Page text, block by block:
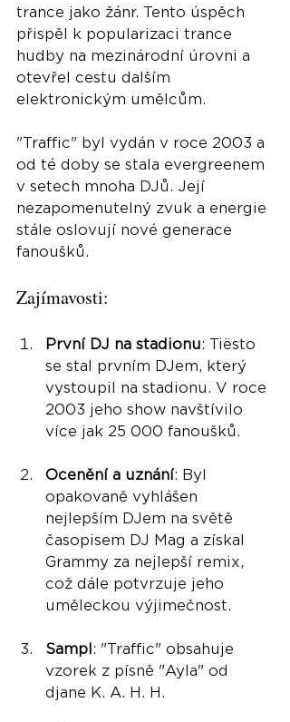
trance jako žánr. Tento úspěch
přispěl k popularizaci trance
hudby na mezinárodní úrovni a
otevřel cestu dalším
elektronickým umělcům.
"Traffic" byl vydán v roce 2003 a
od té doby se stala evergreenem
v setech mnoha DJů. Její
nezapomenutelný zvuk a energie
stále oslovují nové generace
fanoušků.
Zajímavosti:
První DJ na stadionu: Tiësto
se stal prvním DJem, který
vystoupil na stadionu. V roce
2003 jeho show navštívilo
více jak 25 000 fanoušků​.
Ocenění a uznání: Byl
opakovaně vyhlášen
nejlepším DJem na světě
časopisem DJ Mag a získal
Grammy za nejlepší remix,
což dále potvrzuje jeho
uměleckou výjimečnost​.
Sampl: "Traffic" obsahuje
vzorek z písně "Ayla" od
djane K. A. H. H.